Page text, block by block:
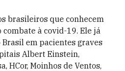
brasileiros que conhecem
à covid-19. Ele já
em pacientes graves
Albert Einstein,
HCor, Moinhos de Ventos,